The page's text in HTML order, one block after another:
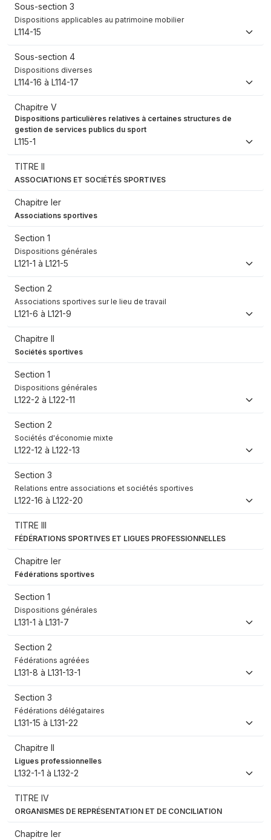
Sous-section 3
Dispositions applicables au patrimoine mobilier
L114-15
Sous-section 4
Dispositions diverses
L114-16 à L114-17
Chapitre V
Dispositions particulières relatives à certaines structures de
gestion de services publics du sport
L115-1
TITRE II
ASSOCIATIONS ET SOCIÉTÉS SPORTIVES
Chapitre Ier
Associations sportives
Section 1
Dispositions générales
L121-1 à L121-5
Section 2
Associations sportives sur le lieu de travail
L121-6 à L121-9
Chapitre II
Sociétés sportives
Section 1
Dispositions générales
L122-2 à L122-11
Section 2
Sociétés d'économie mixte
L122-12 à L122-13
Section 3
Relations entre associations et sociétés sportives
L122-16 à L122-20
TITRE III
FÉDÉRATIONS SPORTIVES ET LIGUES PROFESSIONNELLES
Chapitre Ier
Fédérations sportives
Section 1
Dispositions générales
L131-1 à L131-7
Section 2
Fédérations agréées
L131-8 à L131-13-1
Section 3
Fédérations délégataires
L131-15 à L131-22
Chapitre II
Ligues professionnelles
L132-1-1 à L132-2
TITRE IV
ORGANISMES DE REPRÉSENTATION ET DE CONCILIATION
Chapitre Ier